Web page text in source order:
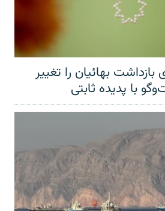
بهائیان را تغییر
با پدیده ثابتی